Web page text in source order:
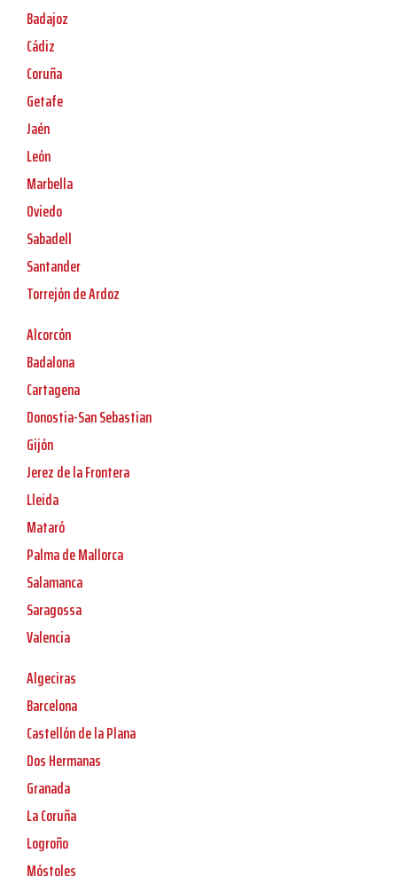
Badajoz
Cádiz
Coruña
Getafe
Jaén
León
Marbella
Oviedo
Sabadell
Santander
Torrejón de Ardoz
Alcorcón
Badalona
Cartagena
Donostia-San Sebastian
Gijón
Jerez de la Frontera
Lleida
Mataró
Palma de Mallorca
Salamanca
Saragossa
Valencia
Algeciras
Barcelona
Castellón de la Plana
Dos Hermanas
Granada
La Coruña
Logroño
Móstoles